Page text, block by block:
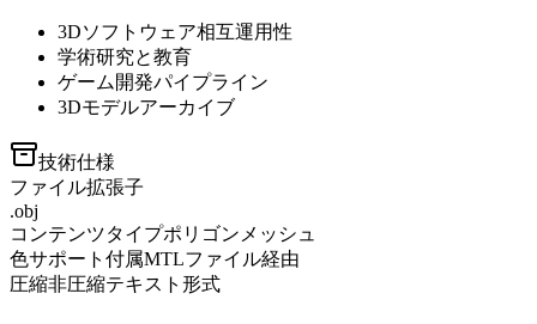
3Dソフトウェア相互運用性
学術研究と教育
ゲーム開発パイプライン
3Dモデルアーカイブ
技術仕様
ファイル拡張子
.obj
コンテンツタイプポリゴンメッシュ
色サポート 付属MTLファイル経由
圧縮非圧縮テキスト形式